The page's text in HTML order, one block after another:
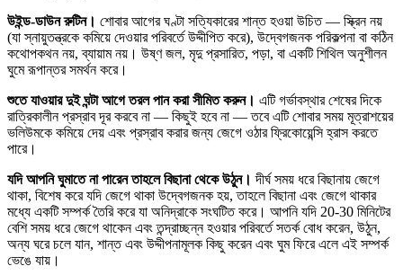
উইন্ড-ডাউন রুটিন। শোবার আগের ঘণ্টা সত্যিকারের শান্ত হওয়া উচিত — স্ক্রিন নয়
(যা স্নায়ুতন্ত্রকে কমিয়ে দেওয়ার পরিবর্তে উদ্দীপিত করে), উদ্বেগজনক পরিকল্পনা বা কঠিন
কথোপকথন নয়, ব্যায়াম নয়। উষ্ণ জল, মৃদু প্রসারিত, পড়া, বা একটি শিথিল অনুশীলন
ঘুমে রূপান্তর সমর্থন করে।
শুতে যাওয়ার দুই ঘন্টা আগে তরল পান করা সীমিত করুন। এটি গর্ভাবস্থার শেষের দিকে
রাত্রিকালীন প্রস্রাব দূর করবে না — কিছুই হবে না — তবে এটি শোবার সময় মূত্রাশয়ের
ভলিউমকে কমিয়ে দেয় এবং প্রস্রাব করার জন্য জেগে ওঠার ফ্রিকোয়েন্সি হ্রাস করতে
পারে।
যদি আপনি ঘুমাতে না পারেন তাহলে বিছানা থেকে উঠুন। দীর্ঘ সময় ধরে বিছানায় জেগে
থাকা, বিশেষ করে যদি জেগে থাকা উদ্বেগজনক হয়, তাহলে বিছানা এবং জেগে থাকার
মধ্যে একটি সম্পর্ক তৈরি করে যা অনিদ্রাকে সংঘটিত করে। আপনি যদি 20-30 মিনিটের
বেশি সময় ধরে জেগে থাকেন এবং তন্দ্রাচ্ছন্ন হওয়ার পরিবর্তে সতর্ক বোধ করেন, উঠুন,
অন্য ঘরে চলে যান, শান্ত এবং উদ্দীপনামূলক কিছু করেন এবং ঘুম ফিরে এলে এই সম্পর্ক
ভেঙে যায়।